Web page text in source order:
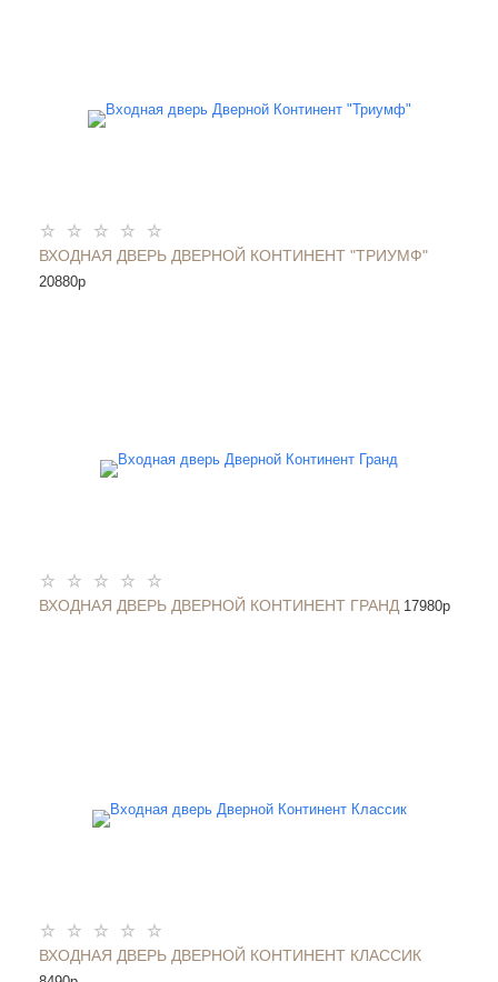
ВХОДНАЯ ДВЕРЬ ДВЕРНОЙ КОНТИНЕНТ "ТРИУМФ"
20880p
ВХОДНАЯ ДВЕРЬ ДВЕРНОЙ КОНТИНЕНТ ГРАНД 17980p
ВХОДНАЯ ДВЕРЬ ДВЕРНОЙ КОНТИНЕНТ КЛАССИК